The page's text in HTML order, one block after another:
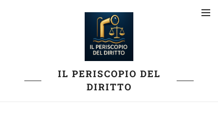
IL PERISCOPIO DEL
DIRITTO